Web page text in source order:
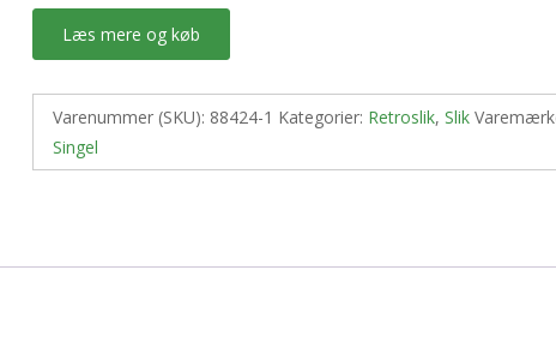
Læs mere og køb
Varenummer (SKU): 88424-1 Kategorier: Retroslik, Slik
Singel